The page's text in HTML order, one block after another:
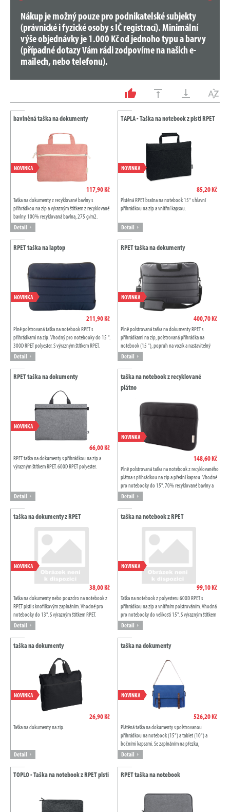
Nákup je možný pouze pro podnikatelské subjekty
(právnické i fyzické osoby s IČ registrací). Minimální
výše objednávky je 1.000 Kč od jednoho typu a barvy
(případné dotazy Vám rádi zodpovíme na našich e-
mailech, nebo telefonu).
bavlněná taška na dokumenty
NOVINKA
117,90 Kč
Taška na dokumenty z recyklované bavlny s
přihrádkou na zip a výrazným štítkem z recyklované
bavlny. 100% recyklovaná bavlna, 275 g/m2.
Detail
TAPLA - Taška na notebook z plsti RPET
NOVINKA
85,20 Kč
Plstěná RPET brašna na notebook 15'' s hlavní
přihrádkou na zip a vnitřní kapsou.
Detail
RPET taška na laptop
NOVINKA
211,90 Kč
Plně polstrovaná taška na notebook RPET s
přihrádkami na zip. Vhodný pro notebooky do 15 ".
300D RPET polyester. S výrazným štítkem RPET.
Detail
RPET taška na dokumenty
NOVINKA
400,70 Kč
Plně polstrovaná taška na dokumenty RPET s
přihrádkami na zip, polstrovaná přihrádka na
notebook (15 "), popruh na vozík a nastavitelný
popruh přes rameno. Polyester 300 RPET. S...
Detail
RPET taška na dokumenty
NOVINKA
66,00 Kč
RPET taška na dokumenty s přihrádkou na zip a
výrazným štítkem RPET. 600D RPET polyester.
Detail
taška na notebook z recyklované
plátno
NOVINKA
148,60 Kč
Plně polstrovaná taška na notebook z recyklovaného
plátna s přihrádkou na zip a přední kapsou. Vhodné
pro notebooky do 15". 70% recyklované bavlny a
30% RPET polyesteru. S výrazným...
Detail
taška na dokumenty z RPET
NOVINKA
38,00 Kč
Taška na dokumenty nebo pouzdro na notebook z
RPET plsti s knoflíkovým zapínáním. Vhodné pro
notebooky do 13". S výrazným štítkem RPET.
Detail
taška na notebook z RPET
NOVINKA
99,10 Kč
Taška na notebook z polyesteru 600D RPET s
přihrádkou na zip a vnitřním polstrováním. Vhodná
pro notebooky do velikosti 15". S výrazným štítkem
RPET.
Detail
taška na dokumenty
NOVINKA
26,90 Kč
Taška na dokumenty na zip.
Detail
taška na dokumenty
NOVINKA
526,20 Kč
Plátěná taška na dokumenty s polstrovanou
přihrádkou na notebook (15") a tablet (10") a
bočními kapsami. Se zapínáním na přezku,
nastavitelným ramenním popruhem a uzavíracími
popruhy...
Detail
TOPLO - Taška na notebook z RPET plsti RPET taška na notebook